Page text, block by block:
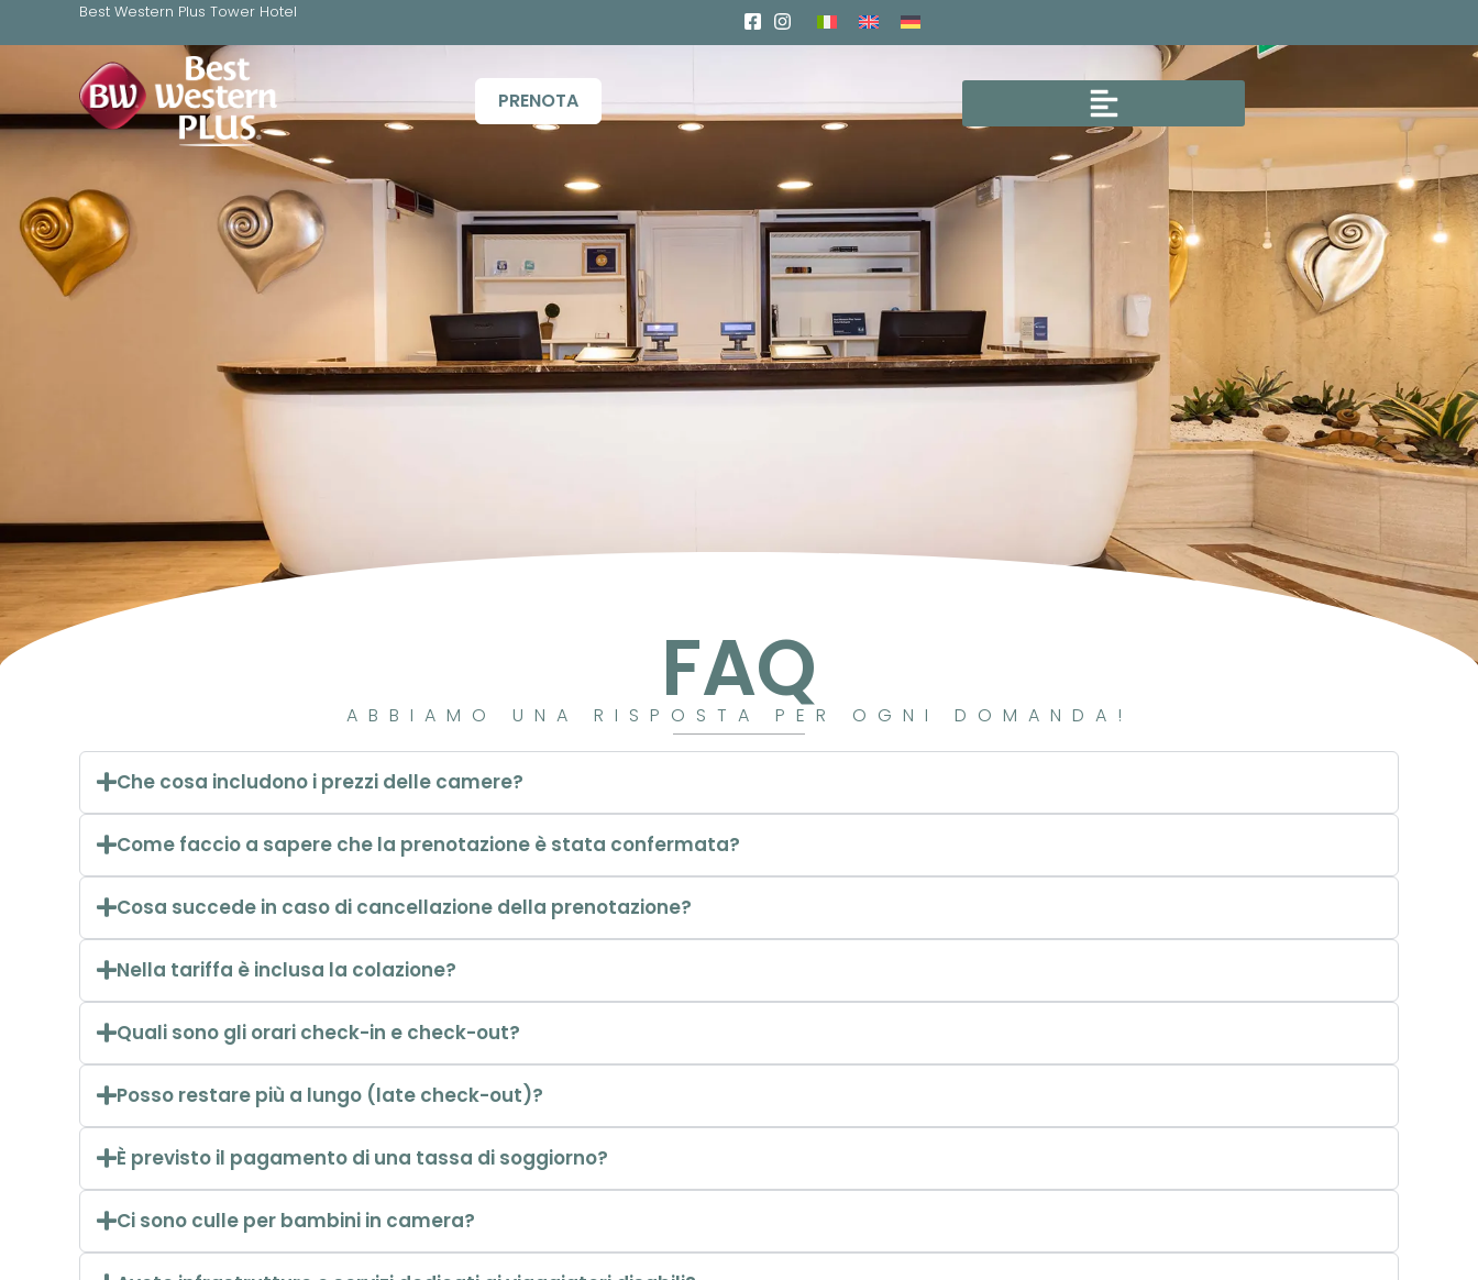
Best Western Plus Tower Hotel
PRENOTA
FAQ
ABBIAMO UNA RISPOSTA PER OGNI DOMANDA!
Che cosa includono i prezzi delle camere?
Come faccio a sapere che la prenotazione è stata confermata?
Cosa succede in caso di cancellazione della prenotazione?
Nella tariffa è inclusa la colazione?
Quali sono gli orari check-in e check-out?
Posso restare più a lungo (late check-out)?
È previsto il pagamento di una tassa di soggiorno?
Ci sono culle per bambini in camera?